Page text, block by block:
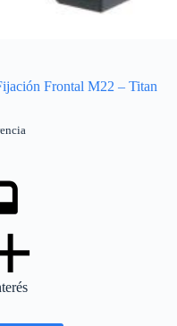
Frontal M22 – Titan